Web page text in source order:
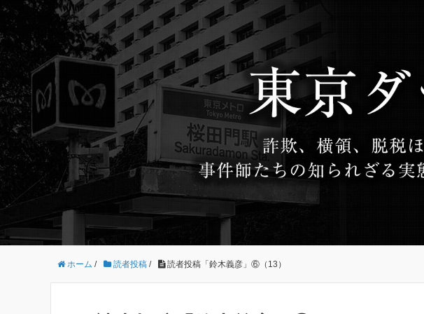
ホーム / 読者投稿 / 読者投稿「鈴木義彦」⑥（13）